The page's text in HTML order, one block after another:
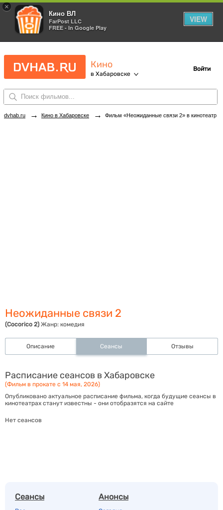
×
Кино ВЛ
FarPost LLC
FREE - In Google Play
VIEW
Кино
в Хабаровске
Войти
dvhab.ru → Кино в Хабаровске → Фильм «Неожиданные связи 2» в кинотеатрах Хабаровска. Купить билеты!
Неожиданные связи 2
(Cocorico 2) Жанр: комедия
Описание Сеансы Отзывы
Расписание сеансов в Хабаровске
(Фильм в прокате с 14 мая, 2026)
Опубликовано актуальное расписание фильма, когда будущие сеансы в
кинотеатрах станут известны - они отобразятся на сайте
Нет сеансов
Сеансы Анонсы